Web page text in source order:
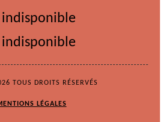
indisponible
indisponible
TOUS DROITS RÉSERVÉS
LÉGALES